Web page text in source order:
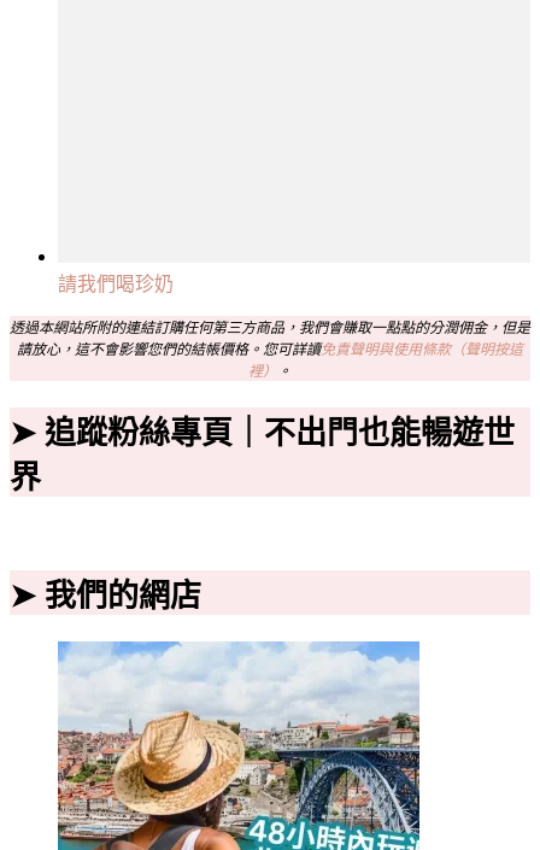
請我們喝珍奶
透過本網站所附的連結訂購任何第三方商品，我們會賺取一點點的分潤佣金，但是
請放心，這不會影響您們的結帳價格。您可詳讀免責聲明與使用條款（聲明按這
裡）
。
➤ 追蹤粉絲專頁｜不出門也能暢遊世
界
➤ 我們的網店